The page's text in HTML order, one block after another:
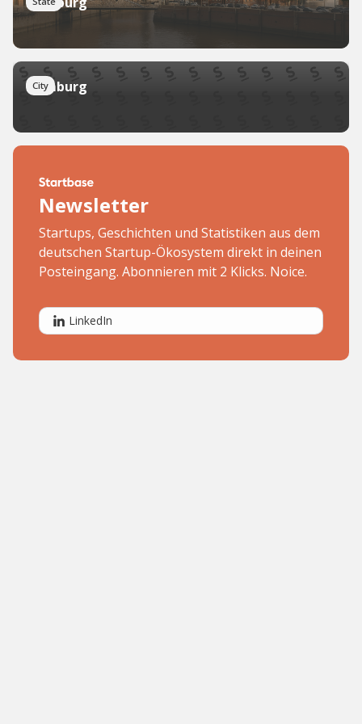
City
Hamburg
Newsletter
Startups, Geschichten und Statistiken aus dem
deutschen Startup-Ökosystem direkt in deinen
Posteingang. Abonnieren mit 2 Klicks. Noice.
LinkedIn